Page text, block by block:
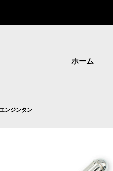
ホーム
ンジンタン